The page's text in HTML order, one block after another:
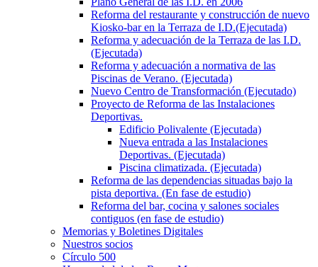
Reforma del restaurante y construcción de nuevo
Kiosko-bar en la Terraza de I.D.(Ejecutada)
Reforma y adecuación de la Terraza de las I.D.
(Ejecutada)
Reforma y adecuación a normativa de las
Piscinas de Verano. (Ejecutada)
Nuevo Centro de Transformación (Ejecutado)
Proyecto de Reforma de las Instalaciones
Deportivas.
Edificio Polivalente (Ejecutada)
Nueva entrada a las Instalaciones
Deportivas. (Ejecutada)
Piscina climatizada. (Ejecutada)
Reforma de las dependencias situadas bajo la
pista deportiva. (En fase de estudio)
Reforma del bar, cocina y salones sociales
contiguos (en fase de estudio)
Memorias y Boletines Digitales
Nuestros socios
Círculo 500